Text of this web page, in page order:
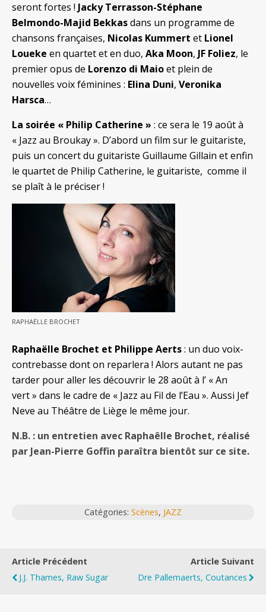
seront fortes ! Jacky Terrasson-Stéphane
Belmondo-Majid Bekkasdans un programme de
chansons françaises, Nicolas Kummert et Lionel
Loueke en quartet et en duo, Aka Moon, JF Foliez, le
premier opus de Lorenzo di Maioet plein de
nouvelles voix féminines : Elina Duni, Veronika
Harsca…
La soirée « Philip Catherine » : ce sera le 19 août à
« Jazz au Broukay ». D’abord un film sur le guitariste,
puis un concert du guitariste Guillaume Gillain et enfin
le quartet de Philip Catherine, le guitariste, comme il
se plaît à le préciser !
RAPHAËLLE BROCHET
Raphaëlle Brochet et Philippe Aerts: un duo voix-
contrebasse dont on reparlera ! Alors autant ne pas
tarder pour aller les découvrir le 28 août à l’ « An
vert » dans le cadre de « Jazz au Fil de l’Eau ». Aussi Jef
Neve au Théâtre de Liège le même jour.
N.B. : un entretien avec Raphaêlle Brochet, réalisé
par Jean-Pierre Goffin paraîtra bientôt sur ce site.
Catégories: Scènes, JAZZ
Article Précédent
J.J. Thames, Raw Sugar
Article Suivant
Dre Pallemaerts, Coutances